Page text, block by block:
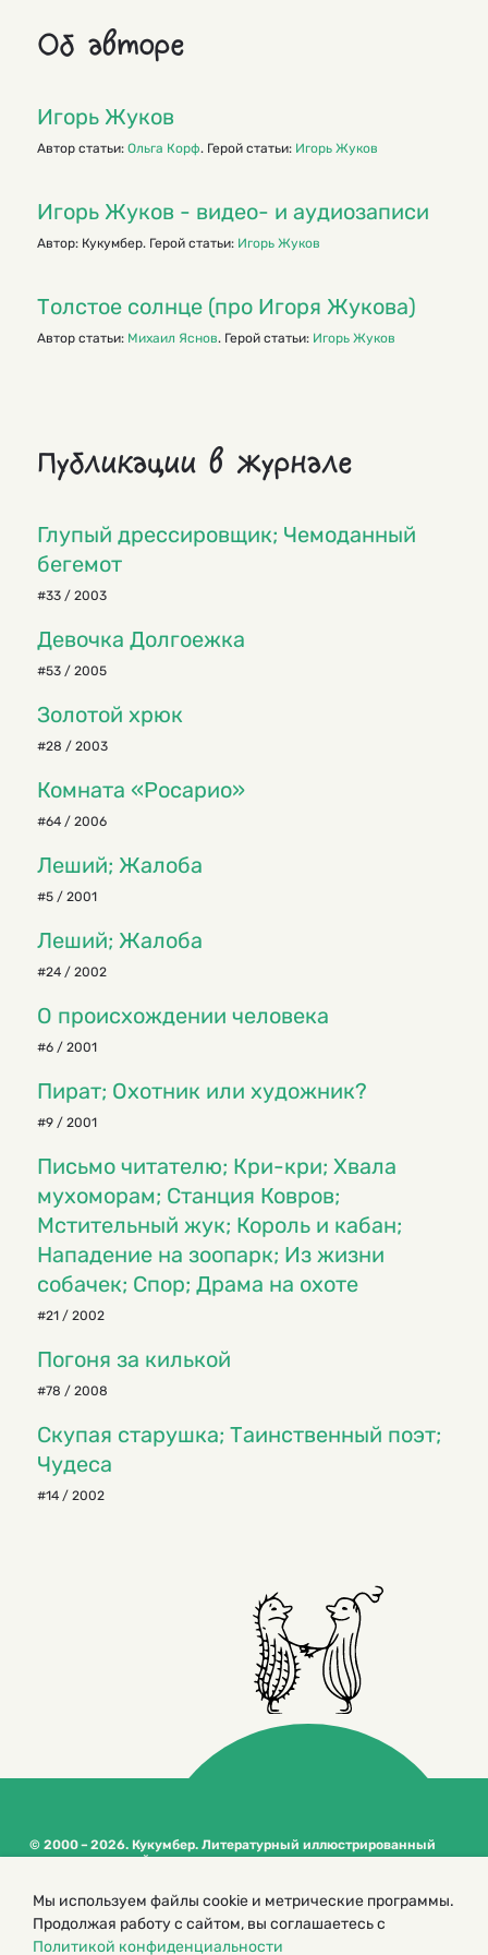
Об авторе
Игорь Жуков
Автор статьи: Ольга Корф. Герой статьи: Игорь Жуков
Игорь Жуков - видео- и аудиозаписи
Автор: Кукумбер. Герой статьи: Игорь Жуков
Толстое солнце (про Игоря Жукова)
Автор статьи: Михаил Яснов. Герой статьи: Игорь Жуков
Публикации в журнале
Глупый дрессировщик; Чемоданный
бегемот
#33 / 2003
Девочка Долгоежка
#53 / 2005
Золотой хрюк
#28 / 2003
Комната «Росарио»
#64 / 2006
Леший; Жалоба
#5 / 2001
Леший; Жалоба
#24 / 2002
О происхождении человека
#6 / 2001
Пират; Охотник или художник?
#9 / 2001
Письмо читателю; Кри-кри; Хвала
мухоморам; Станция Ковров;
Мстительный жук; Король и кабан;
Нападение на зоопарк; Из жизни
собачек; Спор; Драма на охоте
#21 / 2002
Погоня за килькой
#78 / 2008
Скупая старушка; Таинственный поэт;
Чудеса
#14 / 2002
© 2000 – 2026. Кукумбер. Литературный иллюстрированный
журнал для детей
сайта
Политика конфиденциальности
Мы используем файлы cookie и метрические программы.
Продолжая работу с сайтом, вы соглашаетесь с
Политикой конфиденциальности